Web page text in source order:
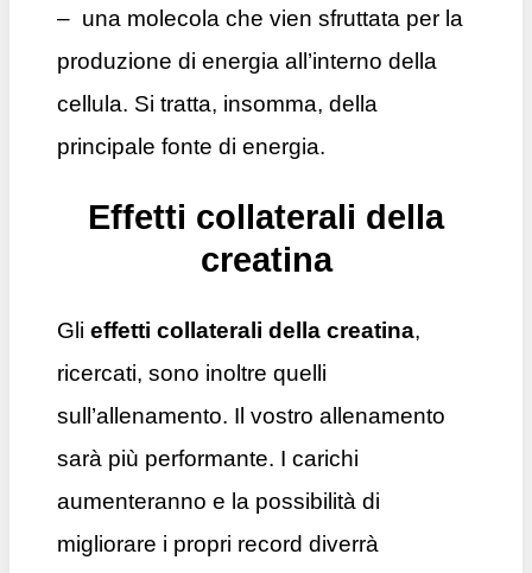
– una molecola che vien sfruttata per la
produzione di energia all’interno della
cellula. Si tratta, insomma, della
principale fonte di energia.
Effetti collaterali della
creatina
Gli effetti collaterali della creatina,
ricercati, sono inoltre quelli
sull’allenamento. Il vostro allenamento
sarà più performante. I carichi
aumenteranno e la possibilità di
migliorare i propri record diverrà